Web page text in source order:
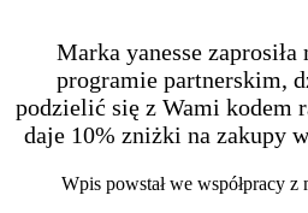
Marka yanesse
programie partnerskim,
podzielić się z Wami kodem
daje 10% zniżki na zakupy
Wpis powstał we współpracy z